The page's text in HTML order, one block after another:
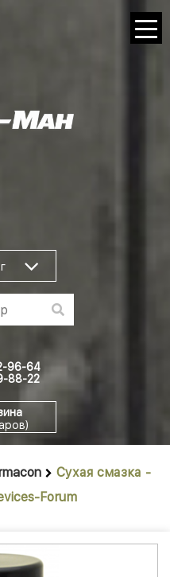
96-64
88-22
Сухая смазка -
Forum